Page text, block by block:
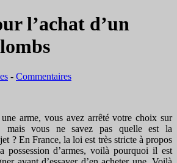
l’achat d’un
- Commentaires
arme, vous avez arrêté votre choix sur
mais vous ne savez pas quelle est la
? En France, la loi est très stricte à propos
possession d’armes, voilà pourquoi il est